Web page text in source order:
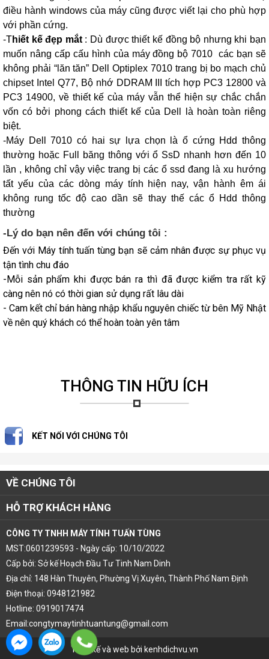
điều hành windows của máy cũng được viết lại cho phù hợp
với phần cứng.
-Thiết kế đẹp mắt : Dù được thiết kế đồng bộ nhưng khi bạn
muốn nâng cấp cấu hình của máy đồng bộ 7010 các bạn sẽ
không phải “lăn tăn” Dell Optiplex 7010 trang bị bo mạch chủ
chipset Intel Q77, Bộ nhớ DDRAM III tích hợp PC3 12800 và
PC3 14900, về thiết kế của máy vẫn thể hiện sự chắc chắn
vốn có bởi phong cách thiết kế của Dell là hoàn toàn riêng
biệt.
-Máy Dell 7010 có hai sự lựa chọn là ổ cứng Hdd thông
thường hoặc Full băng thông với ổ SsD nhanh hơn đến 10
lần , không chỉ vậy việc trang bị các ổ ssd đang là xu hướng
tất yếu của các dòng máy tính hiện nay, vận hành êm ái
không rung tốc độ cao dần sẽ thay thế các ổ Hdd thông
thường
-Lý do bạn nên đến với chúng tôi :
Đến với Máy tính tuấn tùng bạn sẽ cảm nhân được sự phục vụ
tận tình chu đáo
-Mỗi sản phẩm khi được bán ra thì đã được kiểm tra rất kỹ
càng nên nó có thời gian sử dụng rất lâu dài
- Cam kết chỉ bán hàng nhập khẩu nguyên chiếc từ bên Mỹ Nhật
về nên quý khách có thể hoàn toàn yên tâm
THÔNG TIN HỮU ÍCH
KẾT NỐI VỚI CHÚNG TÔI
VỀ CHÚNG TÔI
HỖ TRỢ KHÁCH HÀNG
CÔNG TY TNHH MÁY TÍNH TUẤN TÙNG
MST:0601239593 - Ngày cấp: 10/10/2022
Cấp bởi: Sở kế Hoạch Đầu Tư Tinh Nam Dinh
Địa chỉ: 148 Hàn Thuyên, Phường Vị Xuyên, Thành Phố Nam Định
Điện thoại: 0948121982
Hotline: 0919017474
Email:congtymaytinhtuantung@gmail.com
Thiết kế và web bởi kenhdichvu.vn